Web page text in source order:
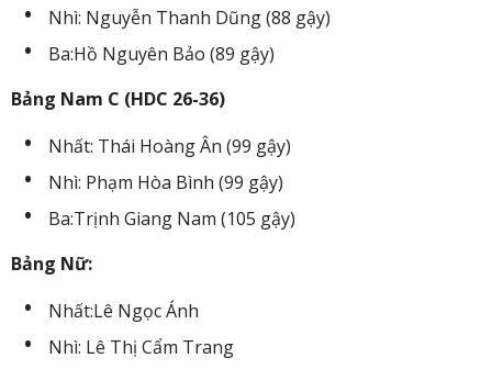
Nhì: Nguyễn Thanh Dũng (88 gậy)
Ba:Hồ Nguyên Bảo (89 gậy)
Bảng Nam C (HDC 26-36)
Nhất: Thái Hoàng Ân (99 gậy)
Nhì: Phạm Hòa Bình (99 gậy)
Ba:Trịnh Giang Nam (105 gậy)
Bảng Nữ:
Nhất:Lê Ngọc Ánh
Nhì: Lê Thị Cẩm Trang